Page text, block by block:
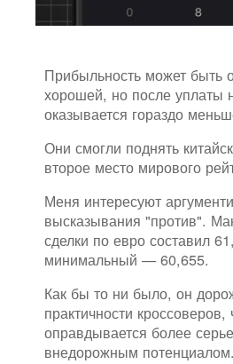
Прибыльность может быть
хорошей, но после уплаты
оказывается гораздо
Они смогли поднять
второе место мирового
Меня интересуют
высказывания "против".
сделки по евро составил
минимальный — 60,655.
Как бы то ни было, он
практичности кроссоверов,
оправдывается более
внедорожным